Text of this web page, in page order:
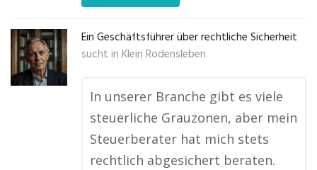
Ein Geschäftsführer über rechtliche Sicherheit
sucht in Klein Rodensleben
In unserer Branche gibt es viele
steuerliche Grauzonen, aber mein
Steuerberater hat mich stets
rechtlich abgesichert beraten.